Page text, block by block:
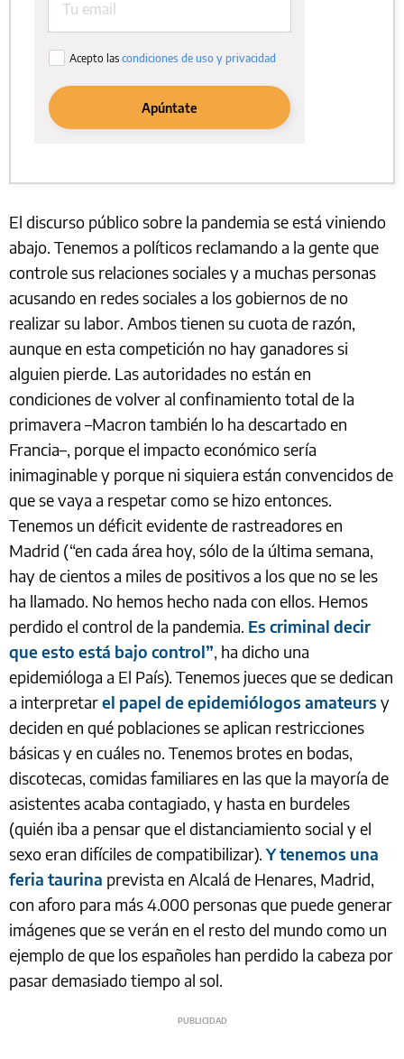
El discurso público sobre la pandemia se está viniendo
abajo. Tenemos a políticos reclamando a la gente que
controle sus relaciones sociales y a muchas personas
acusando en redes sociales a los gobiernos de no
realizar su labor. Ambos tienen su cuota de razón,
aunque en esta competición no hay ganadores si
alguien pierde. Las autoridades no están en
condiciones de volver al confinamiento total de la
primavera –Macron también lo ha descartado en
Francia–, porque el impacto económico sería
inimaginable y porque ni siquiera están convencidos de
que se vaya a respetar como se hizo entonces.
Tenemos un déficit evidente de rastreadores en
Madrid (“en cada área hoy, sólo de la última semana,
hay de cientos a miles de positivos a los que no se les
ha llamado. No hemos hecho nada con ellos. Hemos
perdido el control de la pandemia. Es criminal decir
que esto está bajo control”, ha dicho una
epidemióloga a El País). Tenemos jueces que se dedican
a interpretarel papel de epidemiólogos amateurs y
deciden en qué poblaciones se aplican restricciones
básicas y en cuáles no. Tenemos brotes en bodas,
discotecas, comidas familiares en las que la mayoría de
asistentes acaba contagiado, y hasta en burdeles
(quién iba a pensar que el distanciamiento social y el
sexo eran difíciles de compatibilizar).Y tenemos una
feria taurina prevista en Alcalá de Henares, Madrid,
con aforo para más 4.000 personas que puede generar
imágenes que se verán en el resto del mundo como un
ejemplo de que los españoles han perdido la cabeza por
pasar demasiado tiempo al sol.